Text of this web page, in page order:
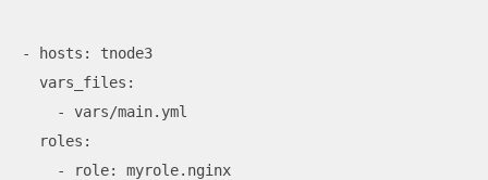
- hosts: tnode3
  vars_files:
    - vars/main.yml
  roles:
    - role: myrole.nginx